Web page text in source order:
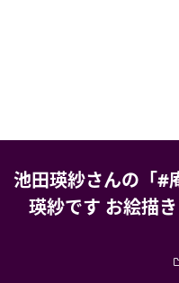
池田瑛紗さんの「#
瑛紗です お絵描